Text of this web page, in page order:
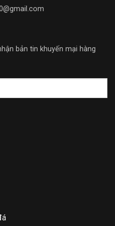
bản tin khuyến mại hàng